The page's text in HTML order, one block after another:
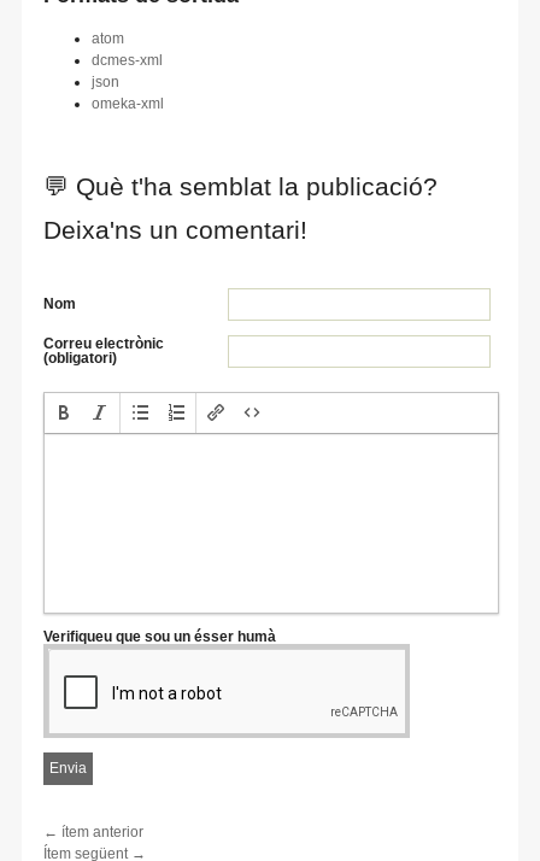
atom
dcmes-xml
json
omeka-xml
💬 Què t'ha semblat la publicació?
Deixa'ns un comentari!
Nom
Correu electrònic
(obligatori)
Verifiqueu que sou un ésser humà
← ítem anterior
Ítem següent →